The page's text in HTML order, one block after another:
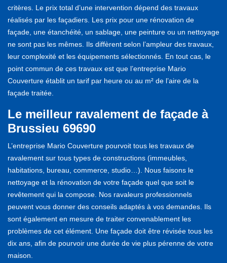
critères. Le prix total d’une intervention dépend des travaux
réalisés par les façadiers. Les prix pour une rénovation de
façade, une étanchéité, un sablage, une peinture ou un nettoyage
ne sont pas les mêmes. Ils diffèrent selon l’ampleur des travaux,
leur complexité et les équipements sélectionnés. En tout cas, le
point commun de ces travaux est que l’entreprise Mario
Couverture établit un tarif par heure ou au m² de l’aire de la
façade traitée.
Le meilleur ravalement de façade à
Brussieu 69690
L’entreprise Mario Couverture pourvoit tous les travaux de
ravalement sur tous types de constructions (immeubles,
habitations, bureau, commerce, studio…). Nous faisons le
nettoyage et la rénovation de votre façade quel que soit le
revêtement qui la compose. Nos ravaleurs professionnels
peuvent vous donner des conseils adaptés à vos demandes. Ils
sont également en mesure de traiter convenablement les
problèmes de cet élément. Une façade doit être révisée tous les
dix ans, afin de pourvoir une durée de vie plus pérenne de votre
maison.